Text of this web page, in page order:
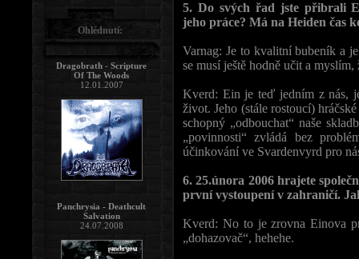
5. Do svých řad jste přibrali
jeho práce? Má na Heiden čas
Varnag: Je to kvalitní bubeník a
se musí ještě hodně učit a
Kverd: Ein je teď jedním z nás,
život. Jeho (stále rostoucí)
schopný „odbouchat“ naše
„povinnosti“ zvládá bez
účinkování ve Svardenvyrd pro
6. 25.února 2006 hrajete
první vystoupení v zahraničí.
Kverd: No to je zrovna Einova
„dohazovač“, hehehe.
Ohlédnutí:
Dragobrath - Scripture
Of The Woods
12.01.2007
Panchrysia - Deathcult
Salvation
24.07.2008